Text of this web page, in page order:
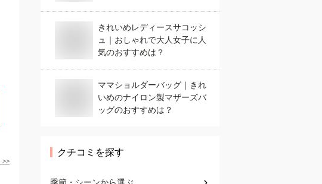
>>
きれいめレディースサコッシ
ュ｜おしゃれで大人女子に人
気のおすすめは？
ママショルダーバッグ｜きれ
いめのナイロン製マザーズバ
ッグのおすすめは？
クチコミを探す